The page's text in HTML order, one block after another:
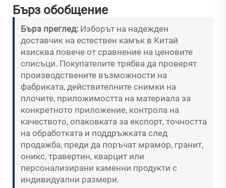
Бърз обобщение
Бърз преглед: Изборът на надежден
доставчик на естествен камък в Китай
изисква повече от сравнение на ценовите
списъци. Покупателите трябва да проверят
производствените възможности на
фабриката, действителните снимки на
плочите, приложимостта на материала за
конкретното приложение, контрола на
качеството, опаковката за експорт, точността
на обработката и поддръжката след
продажба, преди да поръчат мрамор, гранит,
оникс, травертин, кварцит или
персонализирани каменни продукти с
индивидуални размери.